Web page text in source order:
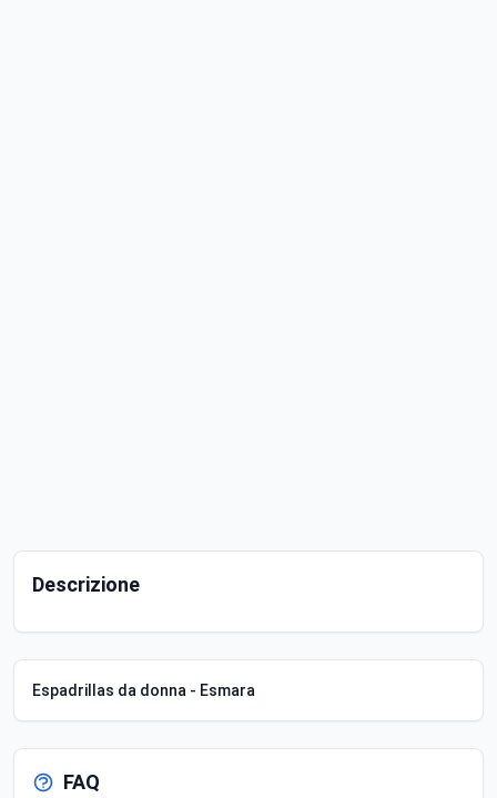
Descrizione
Espadrillas da donna - Esmara
FAQ